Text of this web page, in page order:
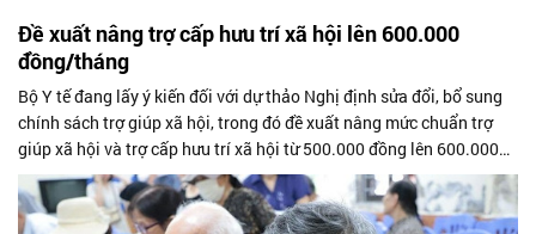
Đề xuất nâng trợ cấp hưu trí xã hội lên 600.000
đồng/tháng
Bộ Y tế đang lấy ý kiến đối với dự thảo Nghị định sửa đổi, bổ sung
chính sách trợ giúp xã hội, trong đó đề xuất nâng mức chuẩn trợ
giúp xã hội và trợ cấp hưu trí xã hội từ 500.000 đồng lên 600.000
đồng/tháng, tương ứng mức tăng 20%.